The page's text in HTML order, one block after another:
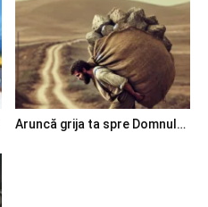
Aruncă grija ta spre Domnul…